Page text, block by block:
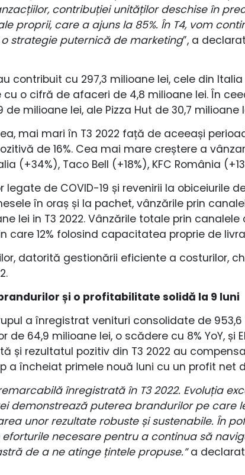
contribuției unităților deschise în
proprii, care a ajuns la 85%. În T4, vom
strategie puternică de marketing”, a
contribuit cu 297,3 milioane lei, cele din
o cifră de afaceri de 4,8 milioane lei. În
milioane lei, ale Pizza Hut de 30,7 milioane
mai mari în T3 2022 față de aceeași
de 16%. Cea mai mare creștere a
(+34%), Taco Bell (+18%), KFC România
de COVID-19 și revenirii la obiceiurile
în oraș și la pachet, vânzările prin
lei in T3 2022. Vânzările totale prin
care 12% folosind capacitatea proprie de
datorită gestionării eficiente a costurilor,
și o profitabilitate solidă la 9 luni
a înregistrat venituri consolidate de 953,6
64,9 milioane lei, o scădere cu 8% YoY, și
și rezultatul pozitiv din T3 2022 au
a încheiat primele nouă luni cu un profit net
înregistrată în T3 2022. Evoluția
demonstrează puterea brandurilor pe care
unor rezultate robuste și sustenabile. În
necesare pentru a continua să
de a ne atinge țintele propuse.”a declarat